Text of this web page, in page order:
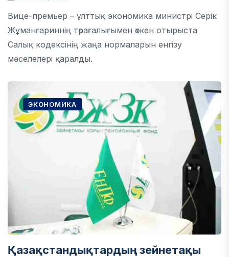
Вице-премьер – ұлттық экономика министрі Серік
Жұманғариннің төрағалығымен өткен отырыста
Салық кодексінің жаңа нормаларын енгізу
мәселелері қаралды.
ЭКОНОМИКА
Қазақстандықтардың зейнетақы